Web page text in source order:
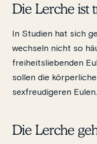
Die Lerche ist
In Studien hat sich
wechseln nicht so
freiheitsliebenden
sollen die
sexfreudigeren Eulen.
Die Lerche